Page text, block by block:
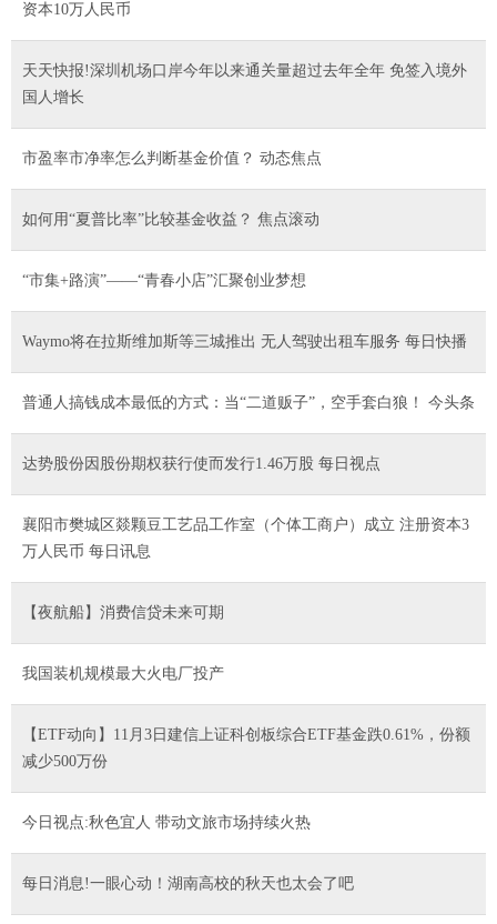
资本10万人民币
天天快报!深圳机场口岸今年以来通关量超过去年全年 免签入境外
国人增长
市盈率市净率怎么判断基金价值？ 动态焦点
如何用“夏普比率”比较基金收益？ 焦点滚动
“市集+路演”——“青春小店”汇聚创业梦想
Waymo将在拉斯维加斯等三城推出 无人驾驶出租车服务 每日快播
普通人搞钱成本最低的方式：当“二道贩子”，空手套白狼！ 今头条
达势股份因股份期权获行使而发行1.46万股 每日视点
襄阳市樊城区燚颗豆工艺品工作室（个体工商户）成立 注册资本3
万人民币 每日讯息
【夜航船】消费信贷未来可期
我国装机规模最大火电厂投产
【ETF动向】11月3日建信上证科创板综合ETF基金跌0.61%，份额
减少500万份
今日视点:秋色宜人 带动文旅市场持续火热
每日消息!一眼心动！湖南高校的秋天也太会了吧